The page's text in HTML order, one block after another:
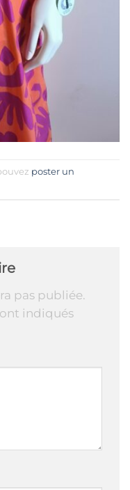
poster un
pas publiée.
indiqués